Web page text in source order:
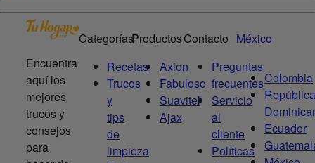
Encuentra
aquí los
mejores
trucos y
consejos
para
Categorías
Recetas
Trucos
y
tips
de
limpieza
Productos
Axion
Fabuloso
Suavitel
Ajax
Contacto
Preguntas
frecuentes
Servicio
al
cliente
Políticas
México
Colombia
República
Ecuador